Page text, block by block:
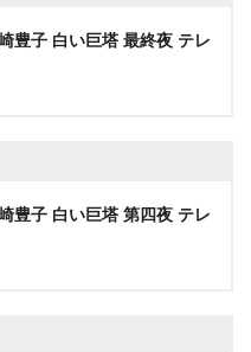
豊子 白い巨塔 最終夜 テレ
豊子 白い巨塔 第四夜 テレ